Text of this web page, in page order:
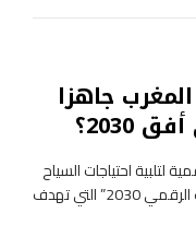
جاهزا
لتلبية احتياجات السياح
بحلول عام 2030، عبر تنفيذ استراتيجية “المغرب الرقمي 2030” التي تهدف